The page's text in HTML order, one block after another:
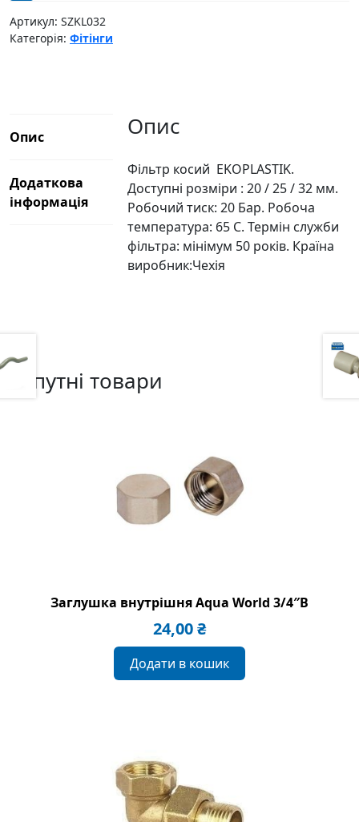
мм
кількість
Артикул: SZKL032
Категорія: Фітінги
Опис
Додаткова
інформація
Опис
Фільтр косий EKOPLASTIK.
Доступні розміри : 20 / 25 / 32 мм.
Робочий тиск: 20 Бар. Робоча
температура: 65 С. Термін служби
фільтра: мінімум 50 років. Країна
виробник:Чехія
Супутні товари
Заглушка внутрішня Aqua World 3/4″B
24,00₴
Додати в кошик